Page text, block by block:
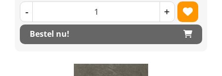
- +
Bestel nu!